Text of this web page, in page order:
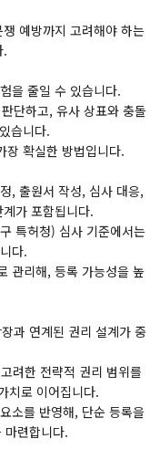
예방까지 고려해야 하는
.
을 줄일 수 있습니다.
단하고, 유사 상표와 충돌
습니다.
장 확실한 방법입니다.
, 출원서 작성, 심사 대응,
가 포함됩니다.
특허청) 심사 기준에서는
다.
관리해, 등록 가능성을 높
과 연계된 권리 설계가 중
려한 전략적 권리 범위를
치로 이어집니다.
소를 반영해, 단순 등록을
마련합니다.